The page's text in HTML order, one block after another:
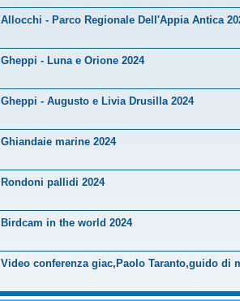
Allocchi - Parco Regionale Dell'Appia Antica
Gheppi - Luna e Orione 2024
Gheppi - Augusto e Livia Drusilla 2024
Ghiandaie marine 2024
Rondoni pallidi 2024
Birdcam in the world 2024
Video conferenza giac,Paolo Taranto,guido di